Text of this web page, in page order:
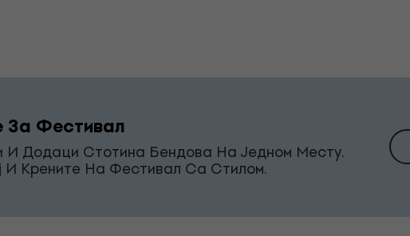
За Фестивал
И Додаци Стотина Бендова На Једном Месту.
И Крените На Фестивал Са Стилом.